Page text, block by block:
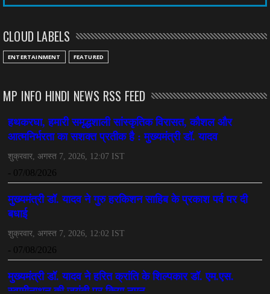
July 08, 2026
CHHATTISGARH
महादेव ऐप केस में बड़ा एक्शन, सौरभ चंद्राकर हिरासत में
July 08, 2026
CHHATTISGARH
July 07, 2026
CLOUD LABELS
ENTERTAINMENT FEATURED
MP INFO HINDI NEWS RSS FEED